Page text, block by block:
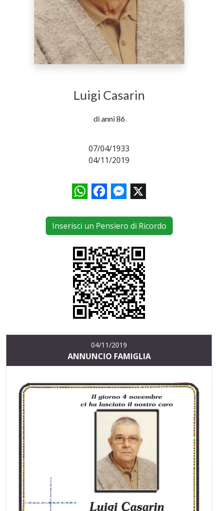
Luigi Casarin
di anni 86
07/04/1933
04/11/2019
WhatsAppFacebookMessenger
X
Inserisci un Pensiero di Ricordo
04/11/2019
ANNUNCIO FAMIGLIA